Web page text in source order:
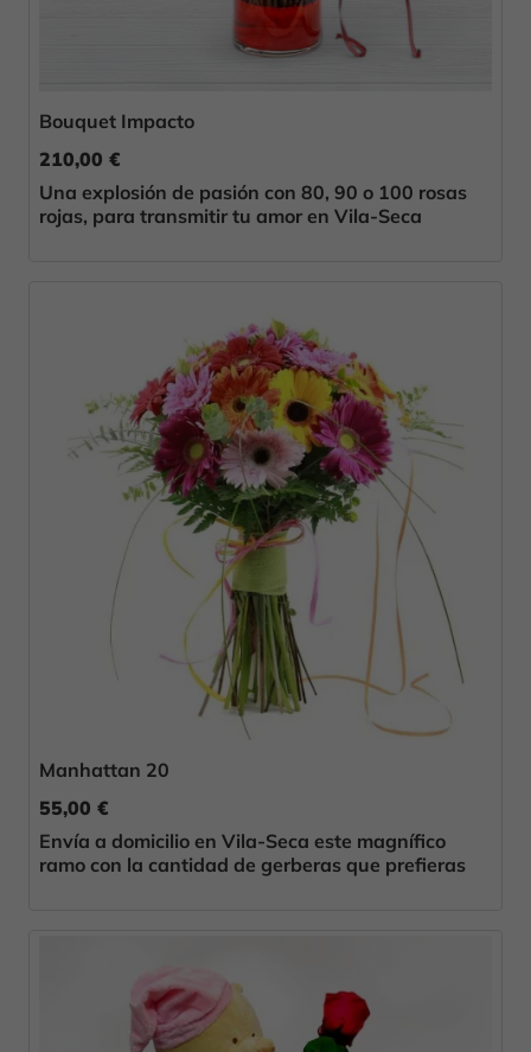
Bouquet Impacto
210,00 €
Una explosión de pasión con 80, 90 o 100 rosas
rojas, para transmitir tu amor en Vila-Seca
Manhattan 20
55,00 €
Envía a domicilio en Vila-Seca este magnífico
ramo con la cantidad de gerberas que prefieras